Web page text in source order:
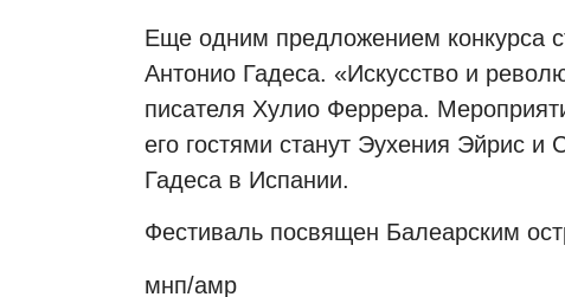
Еще одним предложением конкурса
Антонио Гадеса. «Искусство и
писателя Хулио Феррера.
его гостями станут Эухения Эйрис
Гадеса в Испании.
Фестиваль посвящен Балеарским
мнп/амр